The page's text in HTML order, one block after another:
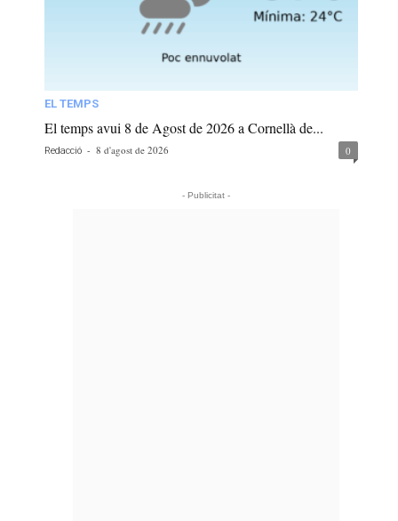
EL TEMPS
El temps avui 8 de Agost de 2026 a Cornellà de...
Redacció - 8 d'agost de 2026 0
- Publicitat -